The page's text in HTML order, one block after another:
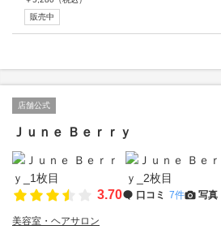
販売中
店舗公式
Ｊｕｎｅ Ｂｅｒｒｙ
3.70 口コミ 7件 写真
美容室・ヘアサロン